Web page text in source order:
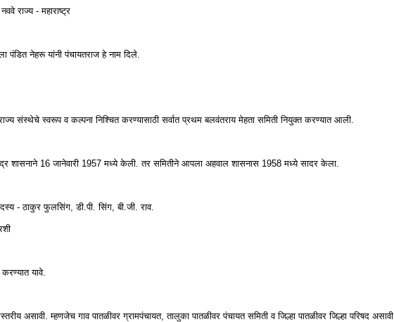
राज्य - महाराष्ट्र
पंडित नेहरू यांनी पंचायतराज हे नाम दिले.
संस्थेचे स्वरूप व कल्पना निश्चित करण्यासाठी सर्वात प्रथम बलवंतराय मेहता समिती नियुक्त करण्यात आली.
शासनाने 16 जानेवारी 1957 मध्ये केली. तर समितीने आपला अहवाल शासनास 1958 मध्ये सादर केला.
- ठाकुर फुलसिंग, डी.पी. सिंग, बी.जी. राव.
यावे.
असावी. म्हणजेच गाव पातळीवर ग्रामपंचायत, तालुका पातळीवर पंचायत समिती व जिल्हा पातळीवर जिल्हा परिषद असावी.